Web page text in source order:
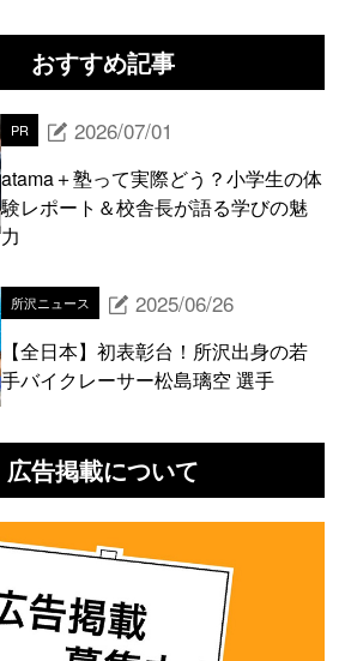
おすすめ記事
PR 2026/07/01
atama＋塾って実際どう？小学生の体
験レポート＆校舎長が語る学びの魅
力
所沢ニュース 2025/06/26
【全日本】初表彰台！所沢出身の若
手バイクレーサー松島璃空 選手
広告掲載について